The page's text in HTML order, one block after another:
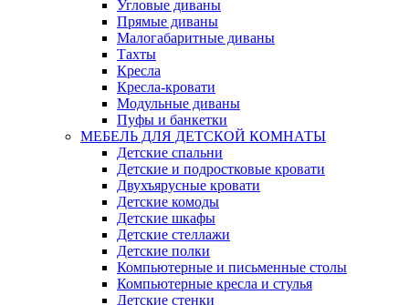
Угловые диваны
Прямые диваны
Малогабаритные диваны
Тахты
Кресла
Кресла-кровати
Модульные диваны
Пуфы и банкетки
МЕБЕЛЬ ДЛЯ ДЕТСКОЙ КОМНАТЫ
Детские спальни
Детские и подростковые кровати
Двухъярусные кровати
Детские комоды
Детские шкафы
Детские стеллажи
Детские полки
Компьютерные и письменные столы
Компьютерные кресла и стулья
Детские стенки